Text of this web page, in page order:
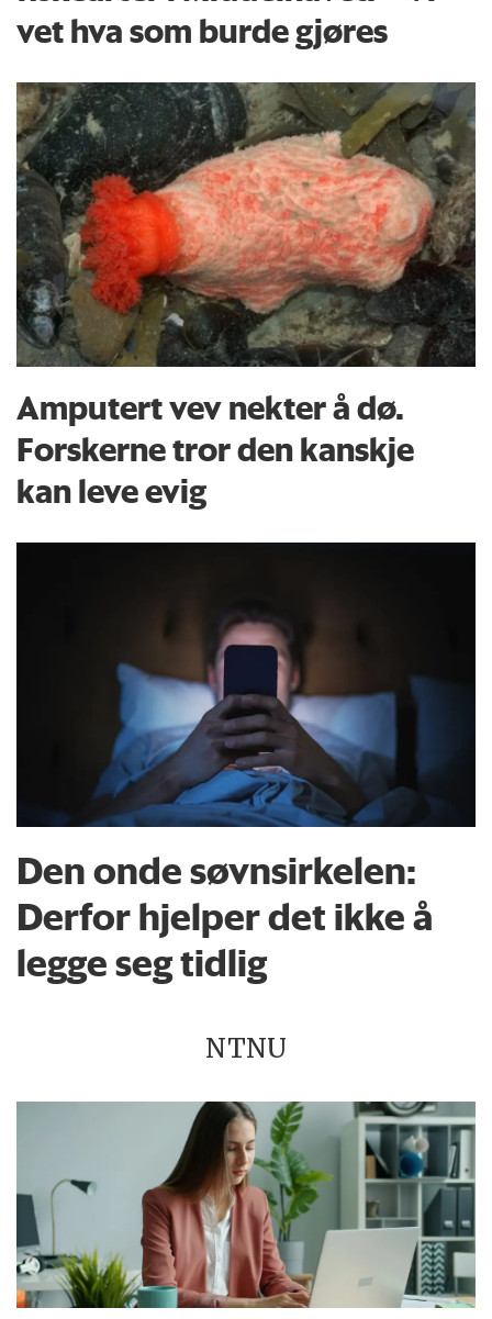
vet hva som burde gjøres
Amputert vev nekter å dø.
Forskerne tror den kanskje
kan leve evig
Den onde søvnsirkelen:
Derfor hjelper det ikke å
legge seg tidlig
NTNU